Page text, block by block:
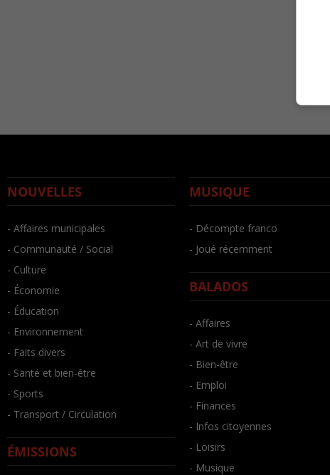
NOUVELLES
- Affaires municipales
- Communauté / Social
- Culture
- Économie
- Éducation
- Environnement
- Faits divers
- Santé et bien-être
- Sports
- Transport / Circulation
ÉMISSIONS
MUSIQUE
- Décompte franco
- Joué récemment
BALADOS
- Affaires
- Art de vivre
- Bien-être
- Emploi
- Finances
- Infos citoyennes
- Loisirs
- Musique